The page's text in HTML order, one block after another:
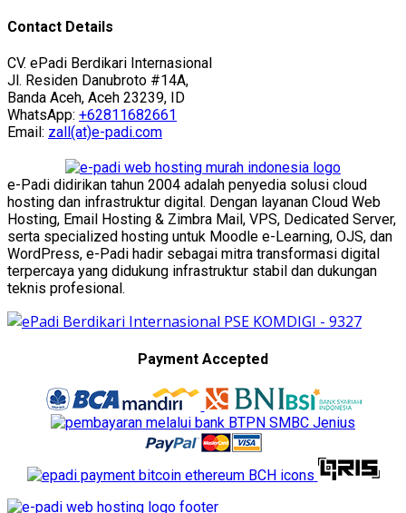
Contact Details
CV. ePadi Berdikari Internasional
Jl. Residen Danubroto #14A,
Banda Aceh, Aceh 23239, ID
WhatsApp: +62811682661
Email: zall(at)e-padi.com
e-Padi didirikan tahun 2004 adalah penyedia solusi cloud
hosting dan infrastruktur digital. Dengan layanan Cloud Web
Hosting, Email Hosting & Zimbra Mail, VPS, Dedicated Server,
serta specialized hosting untuk Moodle e-Learning, OJS, dan
WordPress, e-Padi hadir sebagai mitra transformasi digital
terpercaya yang didukung infrastruktur stabil dan dukungan
teknis profesional.
Payment Accepted